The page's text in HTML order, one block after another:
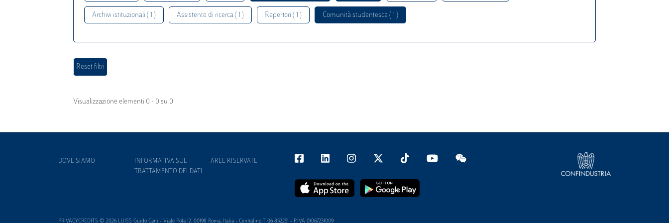
Archivi istituzionali ( 1 ) Assistente di ricerca ( 1 ) Repertori ( 1 ) Comunità studentesca ( 1 )
Visualizzazione elementi 0 - 0 su 0
DOVE SIAMO
INFORMATIVA SUL
TRATTAMENTO DEI DATI
AREE RISERVATE
PRIVACYCREDITS © 2026 LUISS Guido Carli - Viale Pola 12, 00198 Roma, Italia - Centralino T 06 852251 - P.IVA 01067231009